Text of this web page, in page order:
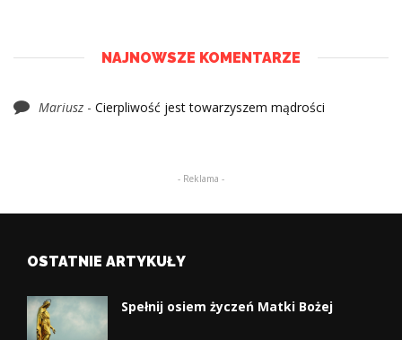
NAJNOWSZE KOMENTARZE
Mariusz - Cierpliwość jest towarzyszem mądrości
- Reklama -
OSTATNIE ARTYKUŁY
Spełnij osiem życzeń Matki Bożej